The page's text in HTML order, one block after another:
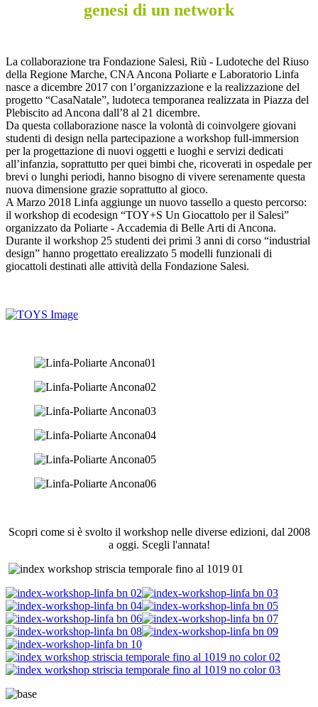
genesi di un network
La collaborazione tra Fondazione Salesi, Riù - Ludoteche del Riuso
della Regione Marche, CNA Ancona Poliarte e Laboratorio Linfa
nasce a dicembre 2017 con l’organizzazione e la realizzazione del
progetto “CasaNatale”, ludoteca temporanea realizzata in Piazza del
Plebiscito ad Ancona dall’8 al 21 dicembre.
Da questa collaborazione nasce la volontà di coinvolgere giovani
studenti di design nella partecipazione a workshop full-immersion
per la progettazione di nuovi oggetti e luoghi e servizi dedicati
all’infanzia, soprattutto per quei bimbi che, ricoverati in ospedale per
brevi o lunghi periodi, hanno bisogno di vivere serenamente questa
nuova dimensione grazie soprattutto al gioco.
A Marzo 2018 Linfa aggiunge un nuovo tassello a questo percorso:
il workshop di ecodesign “TOY+S Un Giocattolo per il Salesi”
organizzato da Poliarte - Accademia di Belle Arti di Ancona.
Durante il workshop 25 studenti dei primi 3 anni di corso “industrial
design” hanno progettato erealizzato 5 modelli funzionali di
giocattoli destinati alle attività della Fondazione Salesi.
Scopri come si è svolto il workshop nelle diverse edizioni, dal 2008
a oggi. Scegli l'annata!